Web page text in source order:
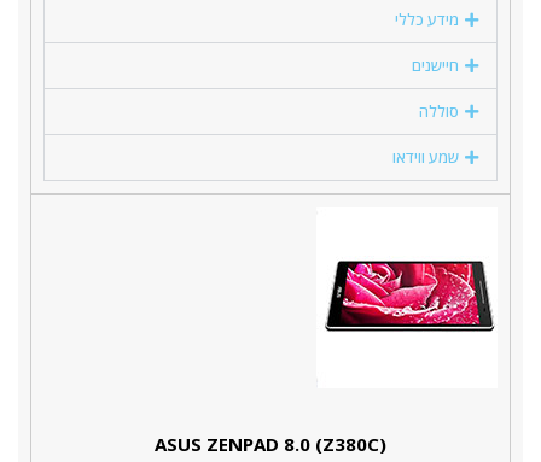
מידע כללי
חיישנים
סוללה
שמע ווידאו
(ASUS ZENPAD 8.0 (Z380C